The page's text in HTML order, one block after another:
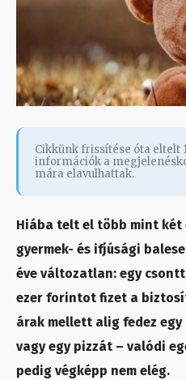
Cikkünk frissítése óta eltelt
információk a
mára elavulhattak.
Hiába telt el több mint két
gyermek- és ifjúsági
éve változatlan: egy
ezer forintot fizet a
árak mellett alig fedez
vagy egy pizzát – valódi
pedig végképp nem elég.